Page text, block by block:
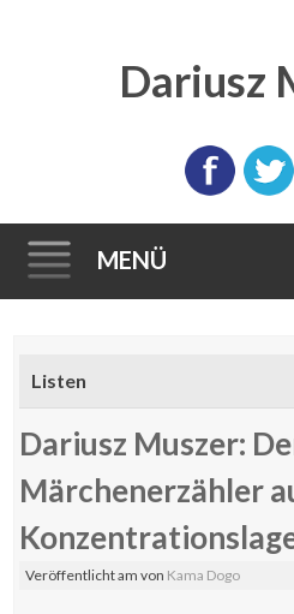
Dariusz
MENÜ
Inhalt
Listen
Dariusz Muszer:
Märchenerzähler
Veröffentlicht amvon Kama Dogo